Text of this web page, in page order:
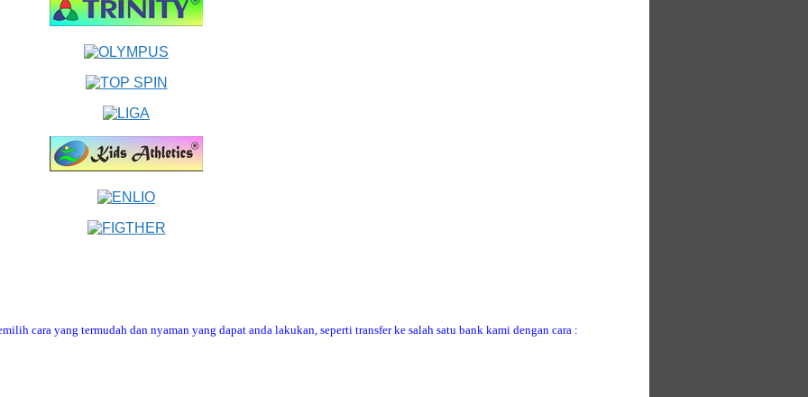
cara yang termudah dan nyaman yang dapat anda lakukan, seperti transfer ke salah satu bank kami dengan cara :